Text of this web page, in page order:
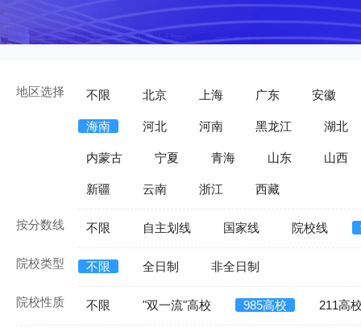
地区选择 不限 北京 上海 广东 安徽
海南 河北 河南 黑龙江 湖北
内蒙古 宁夏 青海 山东 山西
新疆 云南 浙江 西藏
按分数线 不限 自主划线 国家线 院校线
院校类型 不限 全日制 非全日制
院校性质 不限 "双一流"高校 985高校 211高